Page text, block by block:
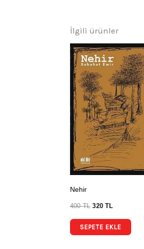
İlgili ürünler
Nehir
400TL 320TL
SEPETE EKLE